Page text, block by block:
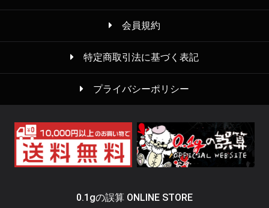
会員規約
特定商取引法に基づく表記
プライバシーポリシー
0.1gの誤算 ONLINE STORE